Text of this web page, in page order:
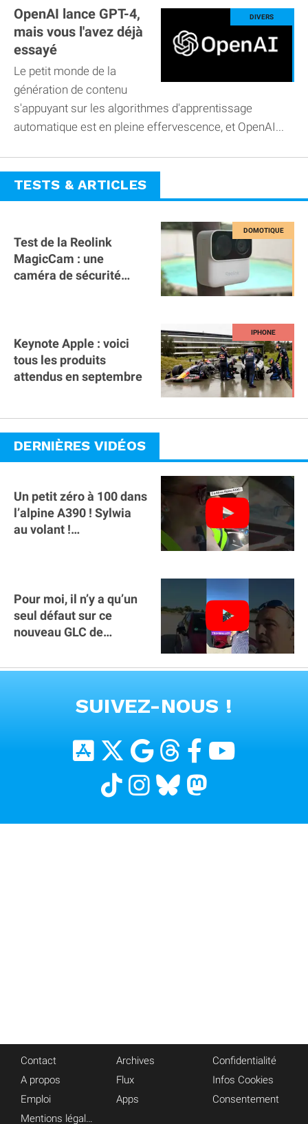
OpenAI lance GPT-4,
mais vous l'avez déjà
essayé
Le petit monde de la
génération de contenu
s'appuyant sur les algorithmes d'apprentissage
automatique est en pleine effervescence, et OpenAI...
TESTS & ARTICLES
Test de la Reolink
MagicCam : une
caméra de sécurité
Keynote Apple : voici
tous les produits
attendus en septembre
DERNIÈRES VIDÉOS
Un petit zéro à 100 dans
l’alpine A390 ￼! Sylwia
au volant !
Pour moi, il n’y a qu’un
seul défaut sur ce
nouveau GLC de
clé sur téléphone
SUIVEZ-NOUS !
Contact
A propos
Emploi
Mentions légales
Archives
Flux
Apps
Confidentialité
Infos Cookies
Consentement